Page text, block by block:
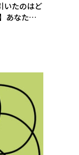
いたのはど
あなたに
わかる